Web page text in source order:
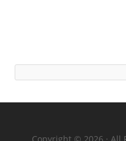
Copyright © 2026 · All